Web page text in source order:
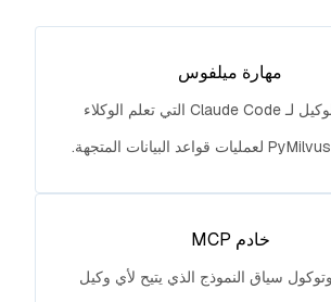
مهارة ميلفوس
مهارة الوكيل لـ Claude Code التي تعلم الوكلاء
خادم MCP
سياق النموذج الذي يتيح لأي وكيل